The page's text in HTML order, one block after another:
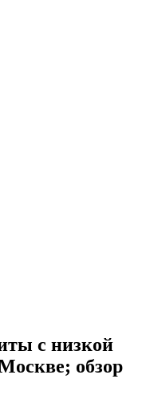
с низкой
обзор